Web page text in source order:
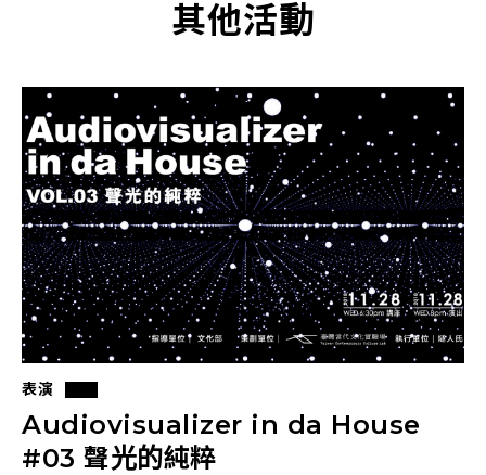
其他活動
表演
Audiovisualizer in da House
#03 聲光的純粹